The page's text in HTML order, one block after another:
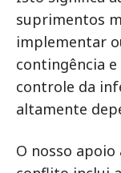
suprimentos
implementar
contingência
controle da
altamente
O nosso apoio